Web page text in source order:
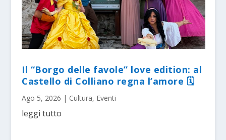
Il “Borgo delle favole” love edition: al
Castello di Colliano regna l’amore 🗓
Ago 5, 2026 | Cultura, Eventi
leggi tutto